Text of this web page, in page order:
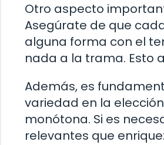
Otro aspecto
Asegúrate de que
alguna forma con el
nada a la trama. Esto
Además, es
variedad en la
monótona. Si es
relevantes que